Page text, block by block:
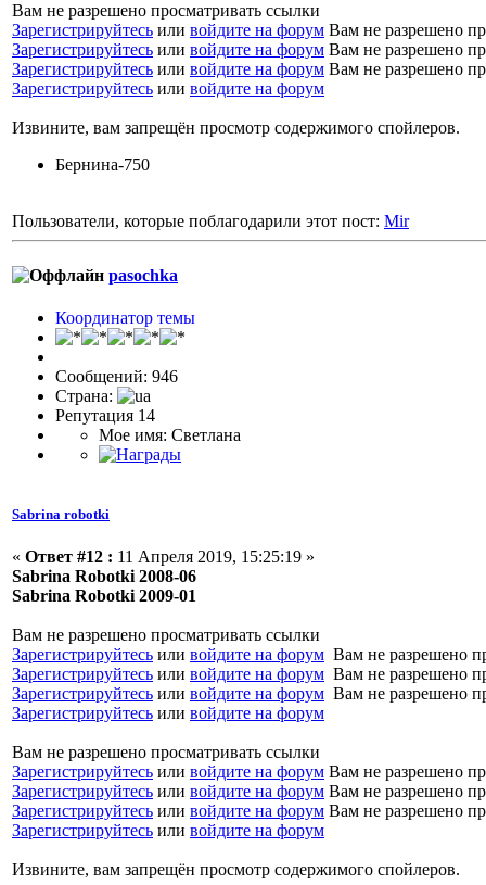
Вам не разрешено просматривать ссылки
Зарегистрируйтесь или войдите на форум Вам не разрешено
Зарегистрируйтесь или войдите на форум Вам не разрешено
Зарегистрируйтесь или войдите на форум Вам не разрешено
Зарегистрируйтесь или войдите на форум
Извините, вам запрещён просмотр содержимого спойлеров.
Бернина-750
Пользователи, которые поблагодарили этот пост: Mir
pasochka
Координатор темы
Сообщений: 946
Страна:
Репутация 14
Мое имя: Светлана
Sabrina robotki
« Ответ #12 : 11 Апреля 2019, 15:25:19 »
Sabrina Robotki 2008-06
Sabrina Robotki 2009-01
Вам не разрешено просматривать ссылки
Зарегистрируйтесь или войдите на форум Вам не разрешено
Зарегистрируйтесь или войдите на форум Вам не разрешено
Зарегистрируйтесь или войдите на форум Вам не разрешено
Зарегистрируйтесь или войдите на форум
Вам не разрешено просматривать ссылки
Зарегистрируйтесь или войдите на форум Вам не разрешено
Зарегистрируйтесь или войдите на форум Вам не разрешено
Зарегистрируйтесь или войдите на форум Вам не разрешено
Зарегистрируйтесь или войдите на форум
Извините, вам запрещён просмотр содержимого спойлеров.